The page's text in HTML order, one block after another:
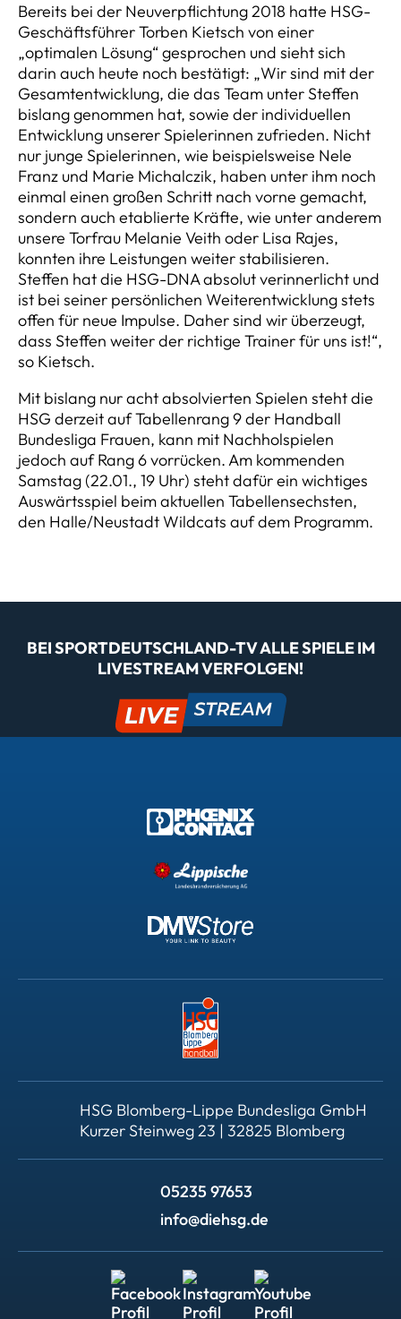
Bereits bei der Neuverpflichtung 2018 hatte HSG-
Geschäftsführer Torben Kietsch von einer
„optimalen Lösung“ gesprochen und sieht sich
darin auch heute noch bestätigt: „Wir sind mit der
Gesamtentwicklung, die das Team unter Steffen
bislang genommen hat, sowie der individuellen
Entwicklung unserer Spielerinnen zufrieden. Nicht
nur junge Spielerinnen, wie beispielsweise Nele
Franz und Marie Michalczik, haben unter ihm noch
einmal einen großen Schritt nach vorne gemacht,
sondern auch etablierte Kräfte, wie unter anderem
unsere Torfrau Melanie Veith oder Lisa Rajes,
konnten ihre Leistungen weiter stabilisieren.
Steffen hat die HSG-DNA absolut verinnerlicht und
ist bei seiner persönlichen Weiterentwicklung stets
offen für neue Impulse. Daher sind wir überzeugt,
dass Steffen weiter der richtige Trainer für uns ist!“,
so Kietsch.
Mit bislang nur acht absolvierten Spielen steht die
HSG derzeit auf Tabellenrang 9 der Handball
Bundesliga Frauen, kann mit Nachholspielen
jedoch auf Rang 6 vorrücken. Am kommenden
Samstag (22.01., 19 Uhr) steht dafür ein wichtiges
Auswärtsspiel beim aktuellen Tabellensechsten,
den Halle/Neustadt Wildcats auf dem Programm.
BEI SPORTDEUTSCHLAND-TV ALLE SPIELE IM
LIVESTREAM VERFOLGEN!
HSG Blomberg-Lippe Bundesliga GmbH
Kurzer Steinweg 23 | 32825 Blomberg
05235 97653
info@diehsg.de